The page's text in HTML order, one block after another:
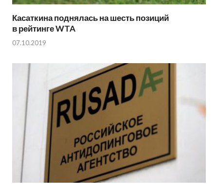
Касаткина поднялась на шесть позиций
в рейтинге WTA
07.10.2019